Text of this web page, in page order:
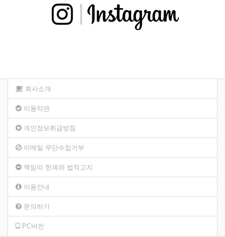
회사소개
이용약관
개인정보취급방침
이메일 무단수집거부
책임의 한계와 법적고지
이용안내
문의하기
PC버전